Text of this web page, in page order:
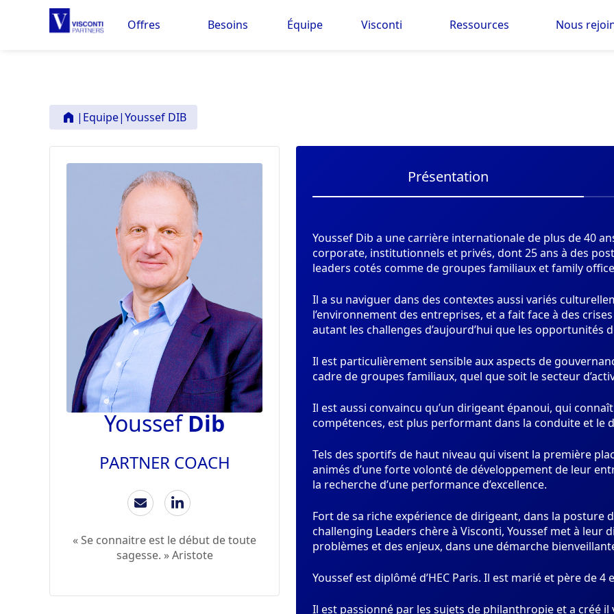
Offres Besoins Équipe Visconti Ressources Nous
| Equipe|Youssef DIB
YoussefDib
PARTNER COACH
« Se connaitre est le début de toute
sagesse. » Aristote
Présentation
Youssef Dib a une carrière internationale de plus de 40
corporate, institutionnels et privés, dont 25 ans à des
leaders cotés comme de groupes familiaux et family
Il a su naviguer dans des contextes aussi variés
l’environnement des entreprises, et a fait face à des
autant les challenges d’aujourd’hui que les opportunités
Il est particulièrement sensible aux aspects de
cadre de groupes familiaux, quel que soit le secteur
Il est aussi convaincu qu’un dirigeant épanoui, qui
compétences, est plus performant dans la conduite et le
Tels des sportifs de haut niveau qui visent la première
animés d’une forte volonté de développement de leur
la recherche d’une performance d’excellence.
Fort de sa riche expérience de dirigeant, dans la posture
challenging Leaders chère à Visconti, Youssef met à
problèmes et des enjeux, dans une démarche
Youssef est diplômé d’HEC Paris. Il est marié et père de 4
Il est passionné par les sujets de philanthropie et a créé